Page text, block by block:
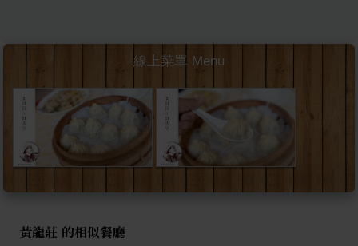
線上菜單 Menu
黃龍莊 的相似餐廳